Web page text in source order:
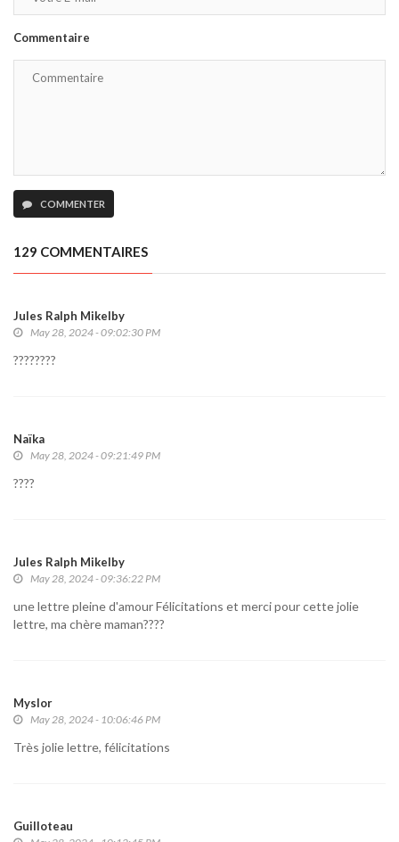
Commentaire
COMMENTER
129 COMMENTAIRES
Jules Ralph Mikelby
May 28, 2024 - 09:02:30 PM
????????
Naïka
May 28, 2024 - 09:21:49 PM
????
Jules Ralph Mikelby
May 28, 2024 - 09:36:22 PM
une lettre pleine d'amour Félicitations et merci pour cette jolie
lettre, ma chère maman????
Myslor
May 28, 2024 - 10:06:46 PM
Très jolie lettre, félicitations
Guilloteau